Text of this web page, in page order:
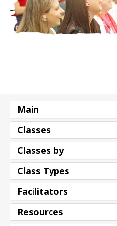
Main
Classes
Classes by
Class Types
Facilitators
Resources